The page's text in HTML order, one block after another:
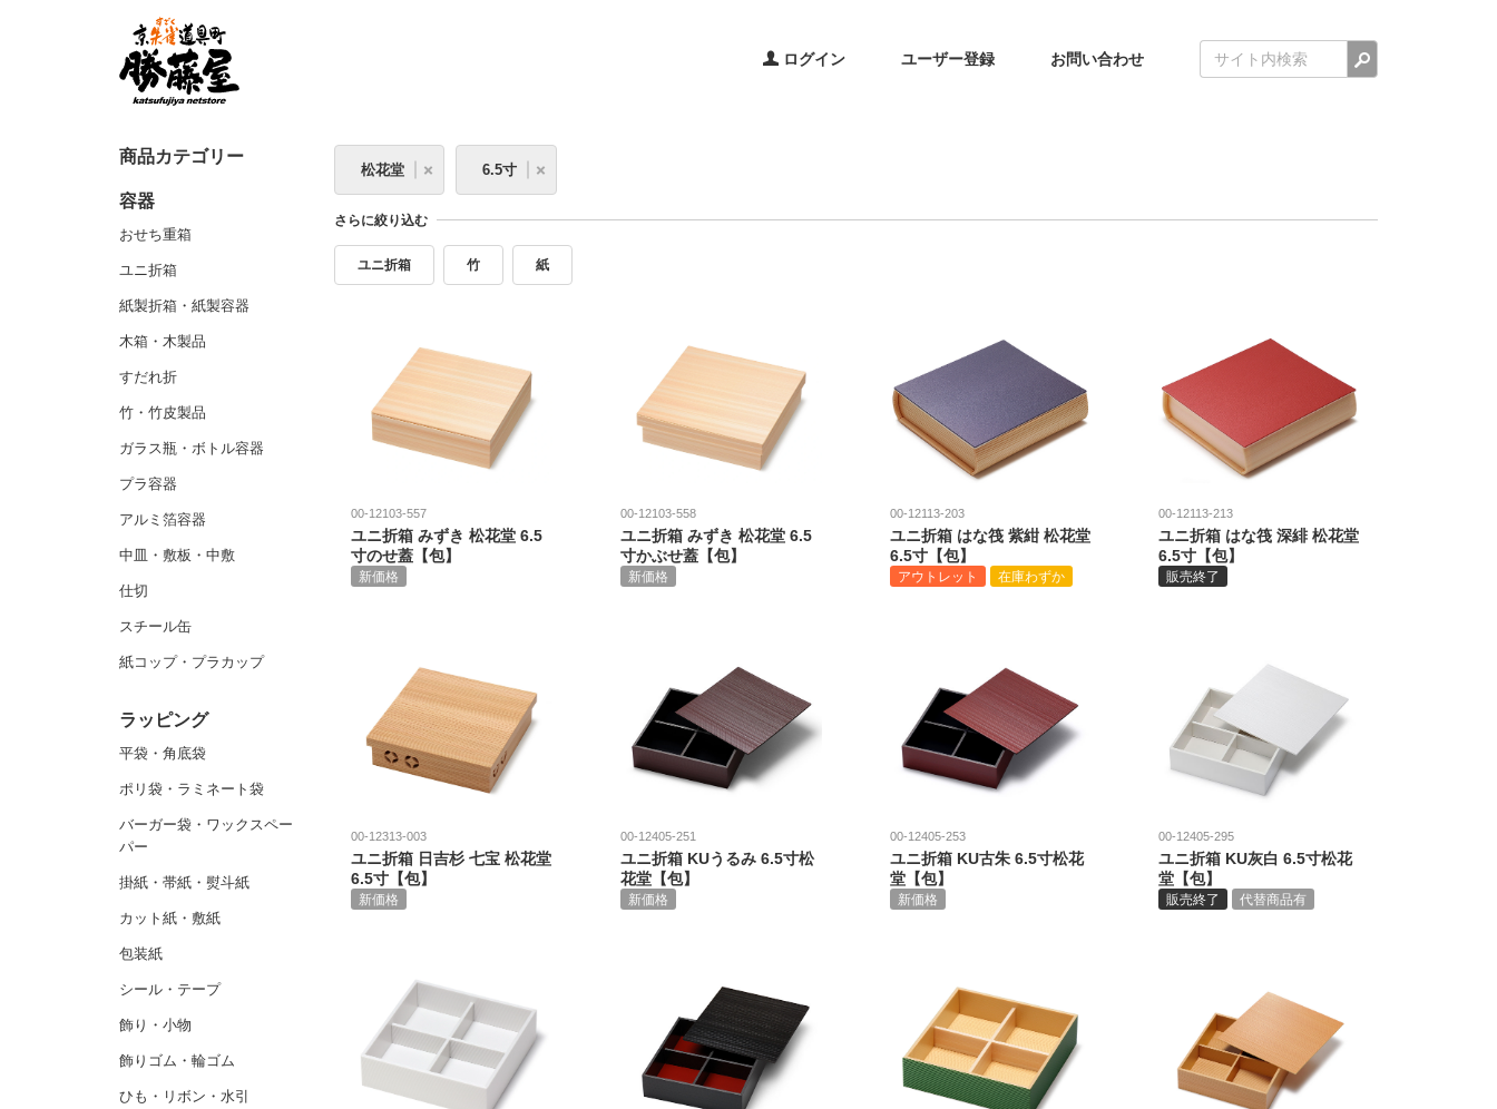
ログイン ユーザー登録 お問い合わせ 検索
商品カテゴリー
容器
おせち重箱
ユニ折箱
紙製折箱・紙製容器
木箱・木製品
すだれ折
竹・竹皮製品
ガラス瓶・ボトル容器
プラ容器
アルミ箔容器
中皿・敷板・中敷
仕切
スチール缶
紙コップ・プラカップ
ラッピング
平袋・角底袋
ポリ袋・ラミネート袋
バーガー袋・ワックスペー
パー
掛紙・帯紙・熨斗紙
カット紙・敷紙
包装紙
シール・テープ
飾り・小物
飾りゴム・輪ゴム
ひも・リボン・水引
松花堂 6.5寸
さらに絞り込む
ユニ折箱 竹 紙
00-12103-557
ユニ折箱 みずき 松花堂 6.5
寸のせ蓋【包】
新価格
00-12103-558
ユニ折箱 みずき 松花堂 6.5
寸かぶせ蓋【包】
新価格
00-12113-203
ユニ折箱 はな筏 紫紺 松花堂
6.5寸【包】
アウトレット 在庫わずか
00-12113-213
ユニ折箱 はな筏 深緋 松花堂
6.5寸【包】
販売終了
00-12313-003
ユニ折箱 日吉杉 七宝 松花堂
6.5寸【包】
新価格
00-12405-251
ユニ折箱 KUうるみ 6.5寸松
花堂【包】
新価格
00-12405-253
ユニ折箱 KU古朱 6.5寸松花
堂【包】
新価格
00-12405-295
ユニ折箱 KU灰白 6.5寸松花
堂【包】
販売終了 代替商品有